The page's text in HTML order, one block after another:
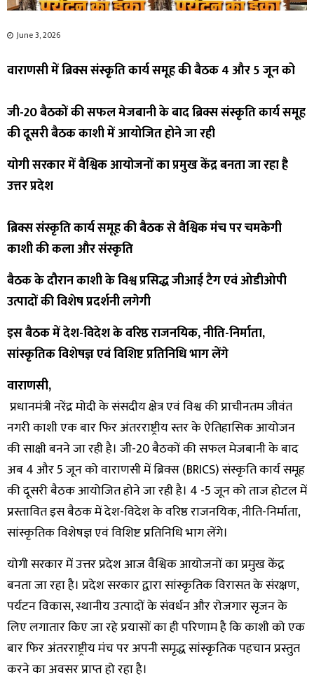
June 3, 2026
वाराणसी में ब्रिक्स संस्कृति कार्य समूह की बैठक 4 और 5 जून को
जी-20 बैठकों की सफल मेजबानी के बाद ब्रिक्स संस्कृति कार्य समूह
की दूसरी बैठक काशी में आयोजित होने जा रही
योगी सरकार में वैश्विक आयोजनों का प्रमुख केंद्र बनता जा रहा है
उत्तर प्रदेश
ब्रिक्स संस्कृति कार्य समूह की बैठक से वैश्विक मंच पर चमकेगी
काशी की कला और संस्कृति
बैठक के दौरान काशी के विश्व प्रसिद्ध जीआई टैग एवं ओडीओपी
उत्पादों की विशेष प्रदर्शनी लगेगी
इस बैठक में देश-विदेश के वरिष्ठ राजनयिक, नीति-निर्माता,
सांस्कृतिक विशेषज्ञ एवं विशिष्ट प्रतिनिधि भाग लेंगे
वाराणसी,
प्रधानमंत्री नरेंद्र मोदी के संसदीय क्षेत्र एवं विश्व की प्राचीनतम जीवंत
नगरी काशी एक बार फिर अंतरराष्ट्रीय स्तर के ऐतिहासिक आयोजन
की साक्षी बनने जा रही है। जी-20 बैठकों की सफल मेजबानी के बाद
अब 4 और 5 जून को वाराणसी में ब्रिक्स (BRICS) संस्कृति कार्य समूह
की दूसरी बैठक आयोजित होने जा रही है। 4 -5 जून को ताज होटल में
प्रस्तावित इस बैठक में देश-विदेश के वरिष्ठ राजनयिक, नीति-निर्माता,
सांस्कृतिक विशेषज्ञ एवं विशिष्ट प्रतिनिधि भाग लेंगे।
योगी सरकार में उत्तर प्रदेश आज वैश्विक आयोजनों का प्रमुख केंद्र
बनता जा रहा है। प्रदेश सरकार द्वारा सांस्कृतिक विरासत के संरक्षण,
पर्यटन विकास, स्थानीय उत्पादों के संवर्धन और रोजगार सृजन के
लिए लगातार किए जा रहे प्रयासों का ही परिणाम है कि काशी को एक
बार फिर अंतरराष्ट्रीय मंच पर अपनी समृद्ध सांस्कृतिक पहचान प्रस्तुत
करने का अवसर प्राप्त हो रहा है।